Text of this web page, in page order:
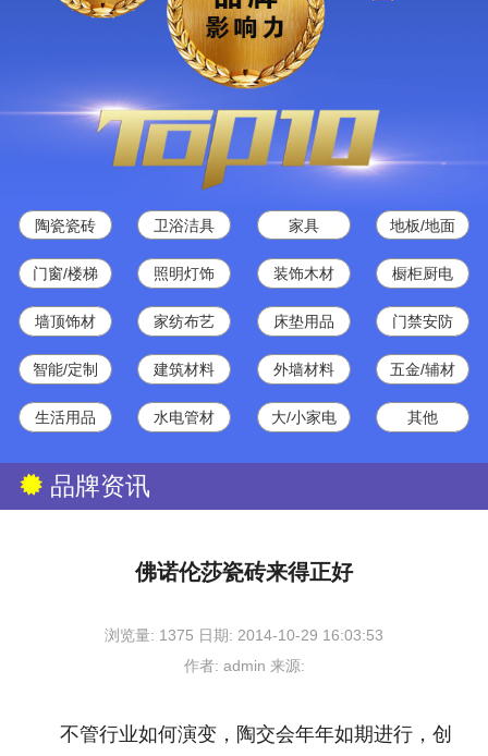
陶瓷瓷砖 卫浴洁具 家具 地板/地面
门窗/楼梯 照明灯饰 装饰木材 橱柜厨电
墙顶饰材 家纺布艺 床垫用品 门禁安防
智能/定制 建筑材料 外墙材料 五金/辅材
生活用品 水电管材 大/小家电 其他
品牌资讯
佛诺伦莎瓷砖来得正好
浏览量: 1375 日期: 2014-10-29 16:03:53
作者: admin 来源:
不管行业如何演变，陶交会年年如期进行，创